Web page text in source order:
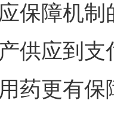
保障机
供应到
药更有保